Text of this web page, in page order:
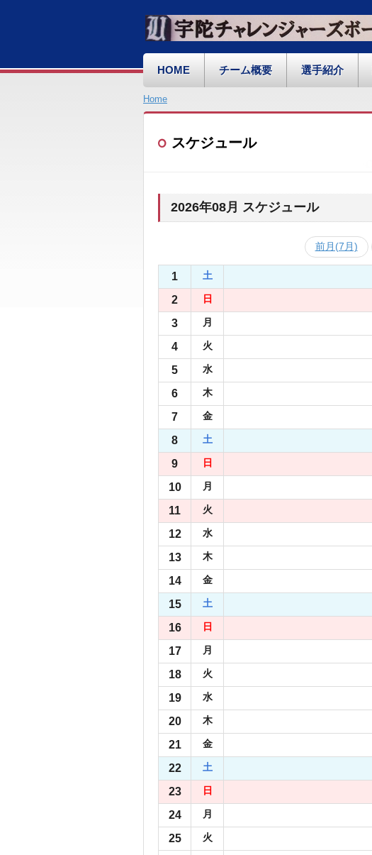
HOME チーム概要 選手紹介
Home
スケジュール
2026年08月 スケジュール
前月(7月)
1 土
2 日
3 月
4 火
5 水
6 木
7 金
8 土
9 日
10 月
11 火
12 水
13 木
14 金
15 土
16 日
17 月
18 火
19 水
20 木
21 金
22 土
23 日
24 月
25 火